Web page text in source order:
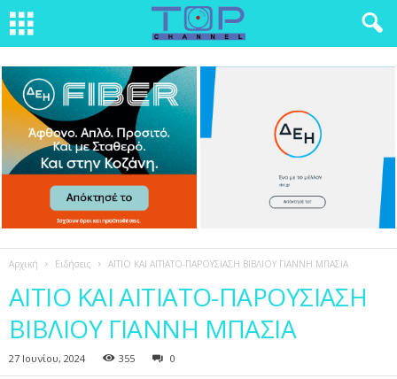
Αρχική Ειδήσεις ΑΙΤΙΟ ΚΑΙ ΑΙΤΙΑΤΟ-ΠΑΡΟΥΣΙΑΣΗ ΒΙΒΛΙΟΥ ΓΙΑΝΝΗ ΜΠΑΣΙΑ
ΑΙΤΙΟ ΚΑΙ ΑΙΤΙΑΤΟ-ΠΑΡΟΥΣΙΑΣΗ
ΒΙΒΛΙΟΥ ΓΙΑΝΝΗ ΜΠΑΣΙΑ
27 Ιουνίου, 2024 355 0